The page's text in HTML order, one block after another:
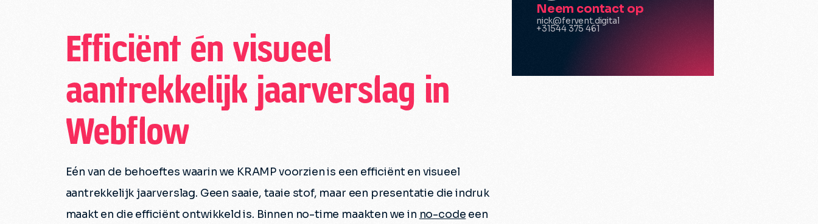
Efficiënt én visueel
aantrekkelijk jaarverslag in
Webflow
Eén van de behoeftes waarin we KRAMP voorzien is een efficiënt en visueel
aantrekkelijk jaarverslag. Geen saaie, taaie stof, maar een presentatie die indruk
maakt en die efficiënt ontwikkeld is. Binnen no-time maakten we in no-code een
Neem contact op
nick@fervent.digital
+31544 375 461